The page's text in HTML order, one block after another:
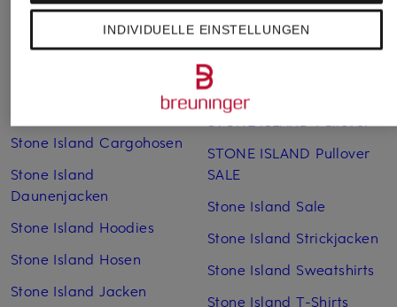
Weitere Kategorien
Blaue STONE ISLAND
Stone Island Cargohosen
Stone Island
Daunenjacken
Stone Island Hoodies
Stone Island Hosen
Stone Island Jacken
Stone Island München
Stone Island Poloshirts
STONE ISLAND Pullover
SALE
Stone Island Sale
Stone Island Strickjacken
Stone Island Sweatshirts
Stone Island T-Shirts
INDIVIDUELLE EINSTELLUNGEN